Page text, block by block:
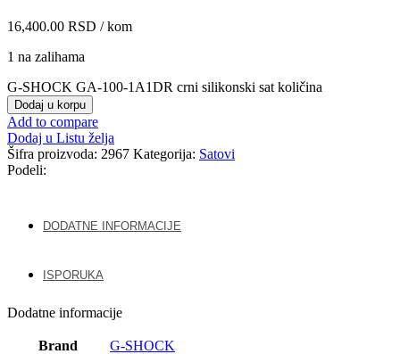
16,400.00 RSD / kom
1 na zalihama
G-SHOCK GA-100-1A1DR crni silikonski sat količina
Dodaj u korpu
Add to compare
Dodaj u Listu želja
Šifra proizvoda: 2967 Kategorija: Satovi
Podeli:
DODATNE INFORMACIJE
ISPORUKA
Dodatne informacije
Brand G-SHOCK